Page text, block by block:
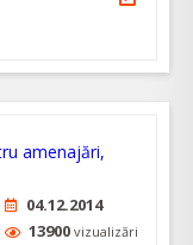
04.12.2014
13900 vizualizări